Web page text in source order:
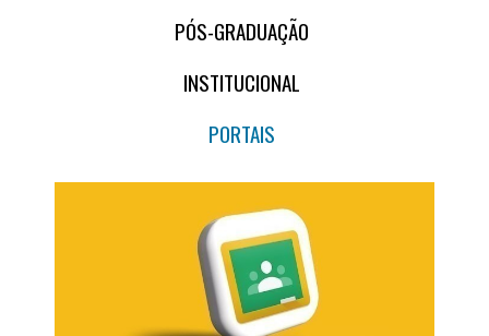
PÓS-GRADUAÇÃO
INSTITUCIONAL
PORTAIS